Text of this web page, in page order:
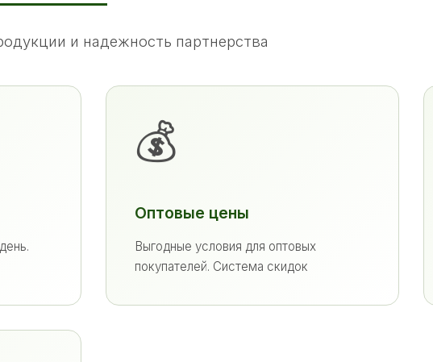
и надежность партнерства
💰
Оптовые цены
Выгодные условия для оптовых
покупателей. Система скидок